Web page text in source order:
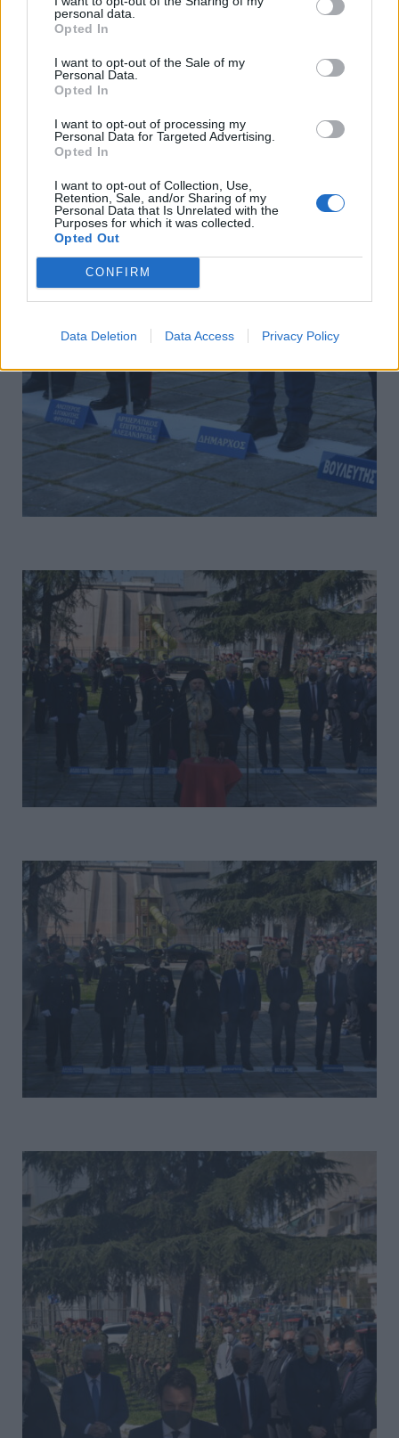
personal data.
Opted In
I want to opt-out of the Sale of my
Personal Data.
Opted In
I want to opt-out of processing my
Personal Data for Targeted Advertising.
Opted In
I want to opt-out of Collection, Use,
Retention, Sale, and/or Sharing of my
Personal Data that Is Unrelated with the
Purposes for which it was collected.
Opted Out
CONFIRM
Data Deletion Data Access Privacy Policy